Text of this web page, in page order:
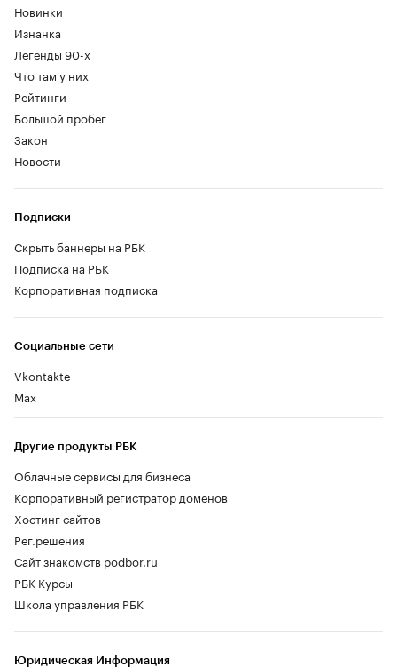
Новинки
Изнанка
Легенды 90-х
Что там у них
Рейтинги
Большой пробег
Закон
Новости
Социальные сети
Vkontakte
Max
Другие продукты РБК
Облачные сервисы для бизнеса
Корпоративный регистратор доменов
Хостинг сайтов
Рег.решения
Сайт знакомств podbor.ru
РБК Курсы
Школа управления РБК
Подписки
Скрыть баннеры на РБК
Подписка на РБК
Корпоративная подписка
Юридическая Информация